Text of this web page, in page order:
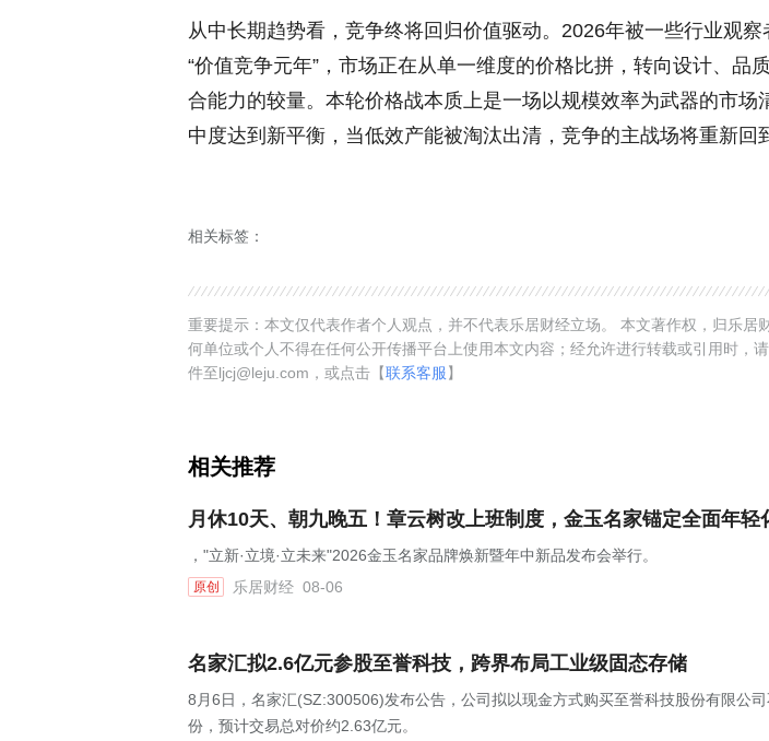
从中长期趋势看，竞争终将回归价值驱动。2026年被一些行业观
“价值竞争元年”，市场正在从单一维度的价格比拼，转向设计、品
合能力的较量。本轮价格战本质上是一场以规模效率为武器的市场
中度达到新平衡，当低效产能被淘汰出清，竞争的主战场将重新回
相关标签：
重要提示：本文仅代表作者个人观点，并不代表乐居财经立场。 本文著作权，归乐居
何单位或个人不得在任何公开传播平台上使用本文内容；经允许进行转载或引用时，
件至ljcj@leju.com，或点击【联系客服】
相关推荐
月休10天、朝九晚五！章云树改上班制度，金玉名家锚定全面年轻
，"立新·立境·立未来"2026金玉名家品牌焕新暨年中新品发布会举行。
原创 乐居财经 08-06
名家汇拟2.6亿元参股至誉科技，跨界布局工业级固态存储
8月6日，名家汇(SZ:300506)发布公告，公司拟以现金方式购买至誉科技股份有限公
份，预计交易总对价约2.63亿元。